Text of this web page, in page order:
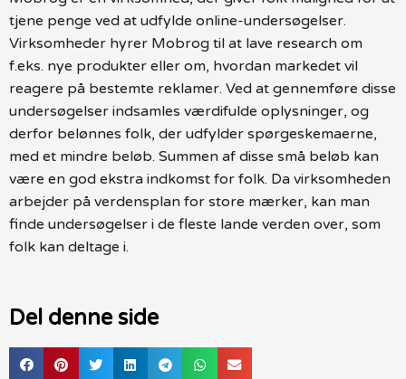
tjene penge ved at udfylde online-undersøgelser.
Virksomheder hyrer Mobrog til at lave research om
f.eks. nye produkter eller om, hvordan markedet vil
reagere på bestemte reklamer. Ved at gennemføre disse
undersøgelser indsamles værdifulde oplysninger, og
derfor belønnes folk, der udfylder spørgeskemaerne,
med et mindre beløb. Summen af disse små beløb kan
være en god ekstra indkomst for folk. Da virksomheden
arbejder på verdensplan for store mærker, kan man
finde undersøgelser i de fleste lande verden over, som
folk kan deltage i.
Del denne side